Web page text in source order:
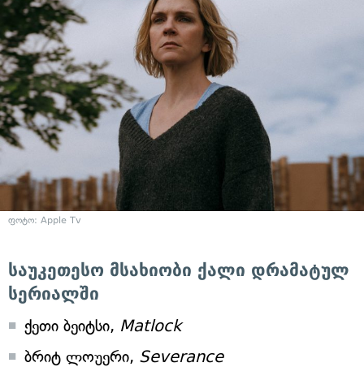
ფოტო: Apple Tv
საუკეთესო მსახიობი ქალი დრამატულ
სერიალში
ქეთი ბეიტსი, Matlock
ბრიტ ლოუერი, Severance